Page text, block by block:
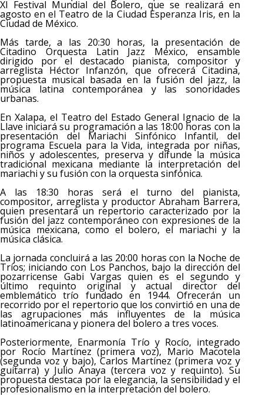
XI Festival Mundial del Bolero, que se realizará en
agosto en el Teatro de la Ciudad Esperanza Iris, en la
Ciudad de México.
Más tarde, a las 20:30 horas, la presentación de
Citadino Orquesta Latin Jazz México, ensamble
dirigido por el destacado pianista, compositor y
arreglista Héctor Infanzón, que ofrecerá Citadina,
propuesta musical basada en la fusión del jazz, la
música latina contemporánea y las sonoridades
urbanas.
En Xalapa, el Teatro del Estado General Ignacio de la
Llave iniciará su programación a las 18:00 horas con la
presentación del Mariachi Sinfónico Infantil, del
programa Escuela para la Vida, integrada por niñas,
niños y adolescentes, preserva y difunde la música
tradicional mexicana mediante la interpretación del
mariachi y su fusión con la orquesta sinfónica.
A las 18:30 horas será el turno del pianista,
compositor, arreglista y productor Abraham Barrera,
quien presentará un repertorio caracterizado por la
fusión del jazz contemporáneo con expresiones de la
música mexicana, como el bolero, el mariachi y la
música clásica.
La jornada concluirá a las 20:00 horas con la Noche de
Tríos; iniciando con Los Panchos, bajo la dirección del
pozarricense Gabi Vargas quien es el segundo y
último requinto original y actual director del
emblemático trío fundado en 1944. Ofrecerán un
recorrido por el repertorio que los convirtió en una de
las agrupaciones más influyentes de la música
latinoamericana y pionera del bolero a tres voces.
Posteriormente, Enarmonía Trío y Rocío, integrado
por Rocío Martínez (primera voz), Mario Macotela
(segunda voz y bajo), Carlos Martínez (primera voz y
guitarra) y Julio Anaya (tercera voz y requinto). Su
propuesta destaca por la elegancia, la sensibilidad y el
profesionalismo en la interpretación del bolero.